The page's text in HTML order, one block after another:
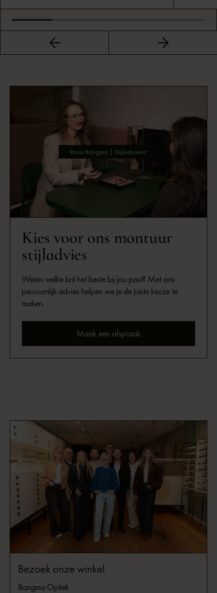
Bekijk montuur
Kies voor ons montuur
stijladvies
Weten welke bril het beste bij jou past? Met ons
persoonlijk advies helpen we je de juiste keuze te
maken.
Maak een afspraak
Rosa Bangma | Stijladviseur
Bezoek onze winkel
Bangma Optiek